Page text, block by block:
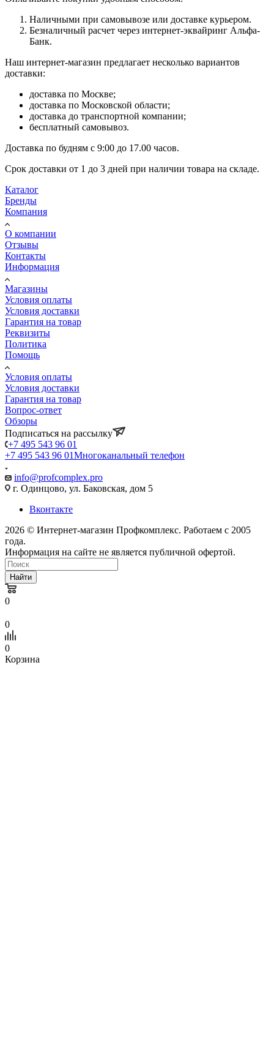
Наличными при самовывозе или доставке курьером.
Безналичный расчет через интернет-эквайринг Альфа-
Банк.
Наш интернет-магазин предлагает несколько вариантов
доставки:
доставка по Москве;
доставка по Московской области;
доставка до транспортной компании;
бесплатный самовывоз.
Доставка по будням с 9:00 до 17.00 часов.
Срок доставки от 1 до 3 дней при наличии товара на складе.
Каталог
Бренды
Компания
О компании
Отзывы
Контакты
Информация
Магазины
Условия оплаты
Условия доставки
Гарантия на товар
Реквизиты
Политика
Помощь
Условия оплаты
Условия доставки
Гарантия на товар
Вопрос-ответ
Обзоры
Подписаться на рассылку
+7 495 543 96 01
+7 495 543 96 01Многоканальный телефон
info@profcomplex.pro
г. Одинцово, ул. Баковская, дом 5
Вконтакте
2026 © Интернет-магазин Профкомплекс. Работаем с 2005
года.
Информация на сайте не является публичной офертой.
Найти
0
0
0
Корзина